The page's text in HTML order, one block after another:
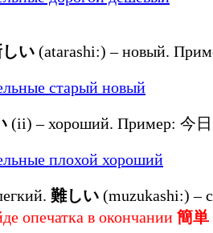
い (atarashi:) – новый.
(ii) – хороший. Пример: 今日
難しい (muzukashi:) –
опечатка в окончании 簡単